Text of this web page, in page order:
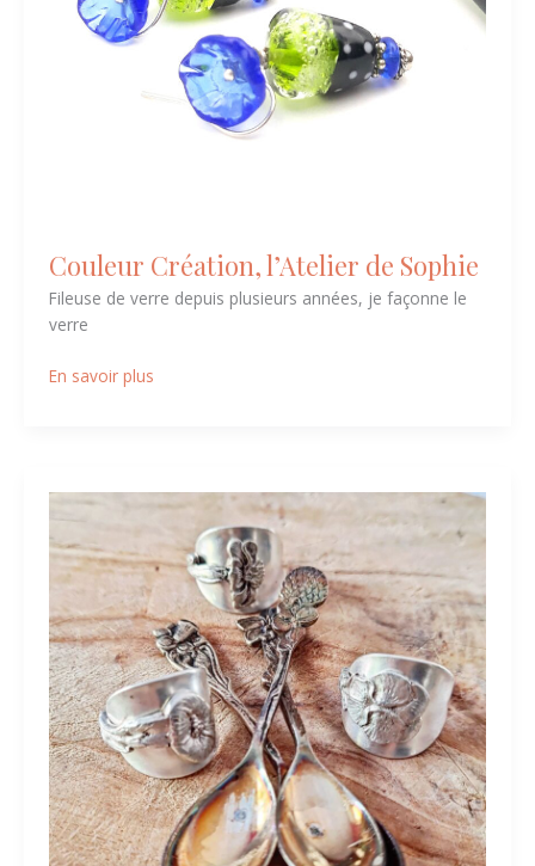
Couleur Création, l’Atelier de Sophie
Fileuse de verre depuis plusieurs années, je façonne le
verre
En savoir plus
Fork.n.Roses